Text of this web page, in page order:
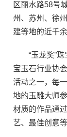
区丽水路58号
州、苏州、徐
建等地的近千
“玉龙奖”珠
宝玉石行业协
活动之一，每
地的玉雕大师
材质的作品通
艺、最佳创意等